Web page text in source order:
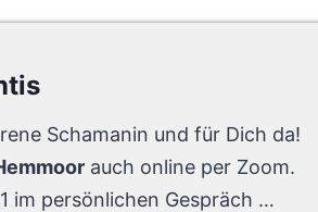
Schamanin und für Dich da!
auch online per Zoom.
im persönlichen Gespräch …